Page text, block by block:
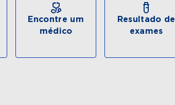
Encontre um
médico
Resultado de
exames